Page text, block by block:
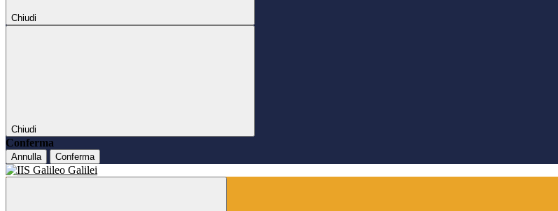
Chiudi
Chiudi
Conferma
Annulla Conferma